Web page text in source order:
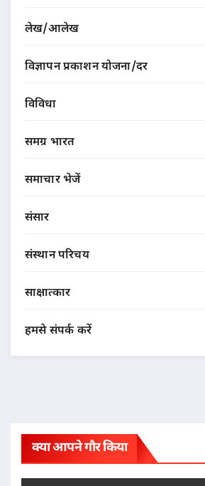
लेख/आलेख
विज्ञापन प्रकाशन योजना/दर
विविधा
समग्र भारत
समाचार भेजें
संसार
संस्थान परिचय
साक्षात्कार
हमसे संपर्क करें
क्या आपने गौर किया